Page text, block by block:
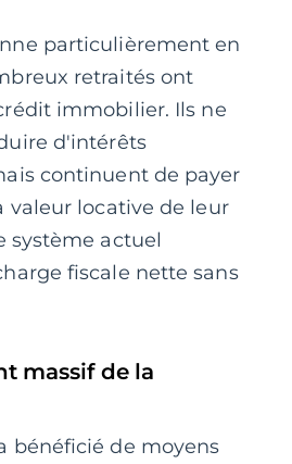
particulièrement en
retraités ont
immobilier. Ils ne
d'intérêts
continuent de payer
valeur locative de leur
système actuel
fiscale nette sans
massif de la
bénéficié de moyens